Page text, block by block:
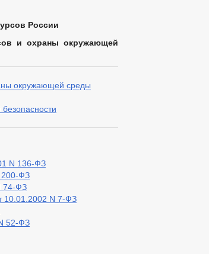
России
и охраны окружающей
окружающей среды
N 136-ФЗ
200-ФЗ
74-ФЗ
10.01.2002 N 7-ФЗ
52-ФЗ